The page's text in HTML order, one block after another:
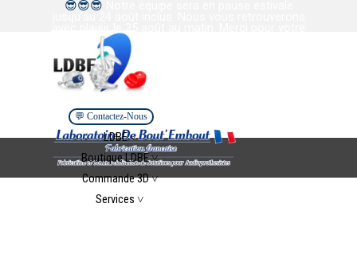
Aller au contenu
😎😎😎
confiance et votre collaboration. Bel été à tous.
💬 Contactez-Nous
Sauter le menu
LDBE ˅
▼
Boutique LDBE ˅
▼
Commande 3D ˅
▼
Services ˅